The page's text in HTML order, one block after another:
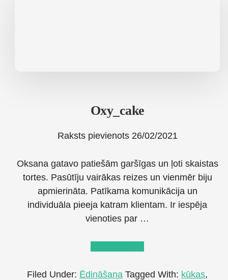
Oxy_cake
Raksts pievienots 26/02/2021
Oksana gatavo patiešām garšīgas un ļoti skaistas
tortes. Pasūtīju vairākas reizes un vienmēr biju
apmierināta. Patīkama komunikācija un
individuāla pieeja katram klientam. Ir iespēja
vienoties par …
Filed Under: Ēdināšana Tagged With: kūkas,